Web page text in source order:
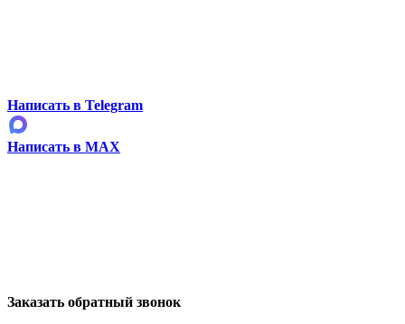
Написать в Telegram
Написать в MAX
Заказать обратный звонок